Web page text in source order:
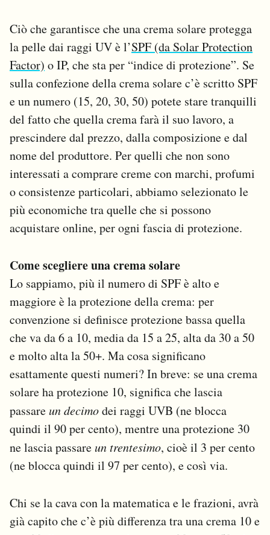
Ciò che garantisce che una crema solare protegga
la pelle dai raggi UV è l’SPF (da Solar Protection
Factor) o IP, che sta per “indice di protezione”. Se
sulla confezione della crema solare c’è scritto SPF
e un numero (15, 20, 30, 50) potete stare tranquilli
del fatto che quella crema farà il suo lavoro, a
prescindere dal prezzo, dalla composizione e dal
nome del produttore. Per quelli che non sono
interessati a comprare creme con marchi, profumi
o consistenze particolari, abbiamo selezionato le
più economiche tra quelle che si possono
acquistare online, per ogni fascia di protezione.
Come scegliere una crema solare
Lo sappiamo, più il numero di SPF è alto e
maggiore è la protezione della crema: per
convenzione si definisce protezione bassa quella
che va da 6 a 10, media da 15 a 25, alta da 30 a 50
e molto alta la 50+. Ma cosa significano
esattamente questi numeri? In breve: se una crema
solare ha protezione 10, significa che lascia
passareun decimodei raggi UVB (ne blocca
quindi il 90 per cento), mentre una protezione 30
ne lascia passareun trentesimo, cioè il 3 per cento
(ne blocca quindi il 97 per cento), e così via.
Chi se la cava con la matematica e le frazioni, avrà
già capito che c’è più differenza tra una crema 10 e